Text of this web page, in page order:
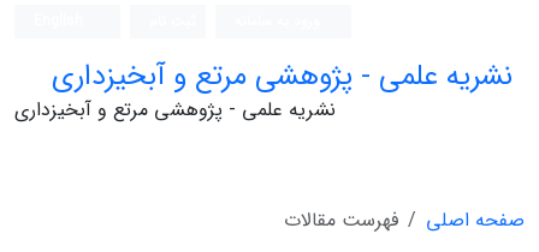
نشریه علمی - پژوهشی مرتع و آبخیزداری
نشریه علمی - پژوهشی مرتع و آبخیزداری
صفحه اصلی
فهرست مقالات